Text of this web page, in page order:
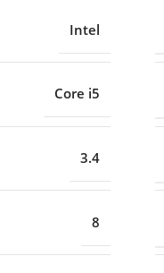
Intel
Core i5
3.4
8